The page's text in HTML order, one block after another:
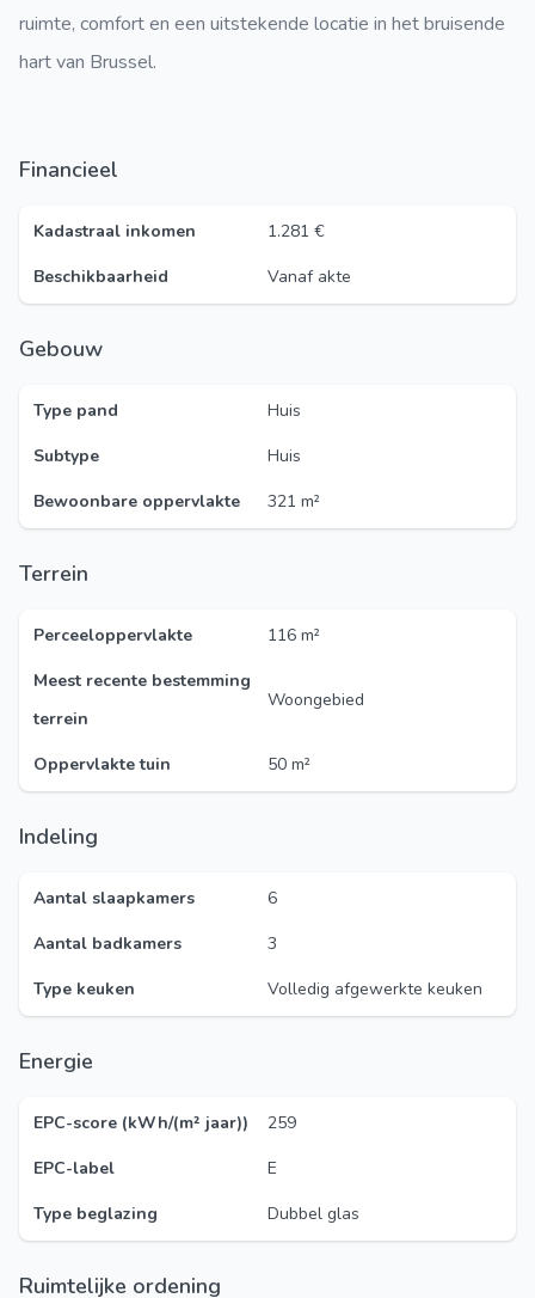
ruimte, comfort en een uitstekende locatie in het bruisende
hart van Brussel.
Financieel
Kadastraal inkomen
1.281 €
Beschikbaarheid
Vanaf akte
Gebouw
Type pand
Huis
Subtype
Huis
Bewoonbare oppervlakte
321 m²
Terrein
Perceeloppervlakte
116 m²
Meest recente bestemming
terrein
Woongebied
Oppervlakte tuin 50 m²
Indeling
Aantal slaapkamers
6
Aantal badkamers
3
Type keuken
Volledig afgewerkte keuken
Energie
EPC-score (kWh/(m² jaar))
259
EPC-label
E
Type beglazing
Dubbel glas
Ruimtelijke ordening